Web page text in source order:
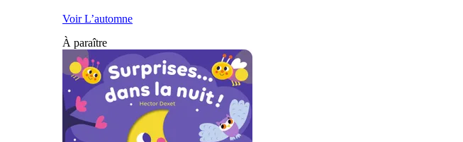
Voir L’automne
À paraître